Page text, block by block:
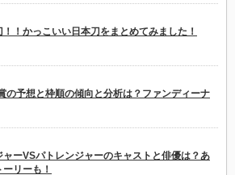
！かっこいい日本刀をまとめてみました！
の予想と枠順の傾向と分析は？ファンディーナ
ャーVSパトレンジャーのキャストと俳優は？あ
リーも！